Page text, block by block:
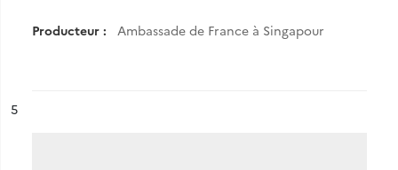
Producteur : Ambassade de France à Singapour
n°
5